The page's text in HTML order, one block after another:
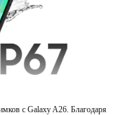
с Galaxy A26. Благодаря